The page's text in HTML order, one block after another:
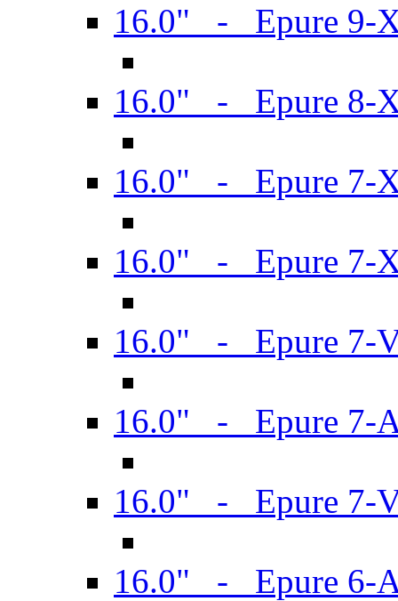
16.0" - Epure 9-
16.0" - Epure 8-
16.0" - Epure 7-
16.0" - Epure 7-
16.0" - Epure 7-
16.0" - Epure 7-
16.0" - Epure 7-
16.0" - Epure 6-